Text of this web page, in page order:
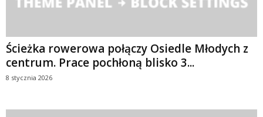
Ścieżka rowerowa połączy Osiedle Młodych z
centrum. Prace pochłoną blisko 3...
8 stycznia 2026